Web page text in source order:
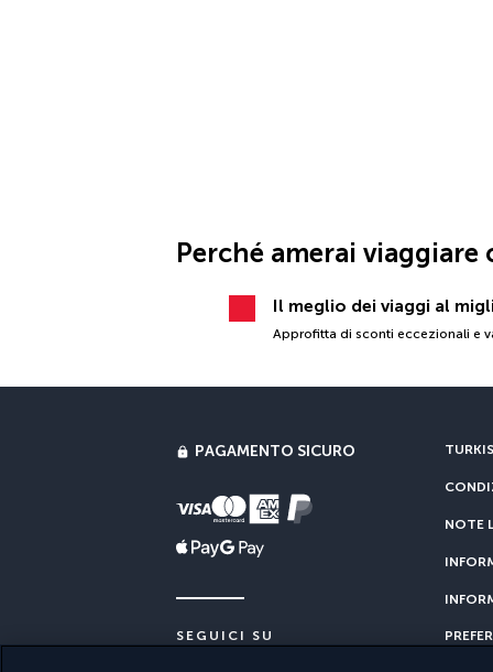
Perché amerai viaggiare
Il meglio dei viaggi al
Approfitta di sconti eccezionali e
PAGAMENTO SICURO
SEGUICI SU
NOTE